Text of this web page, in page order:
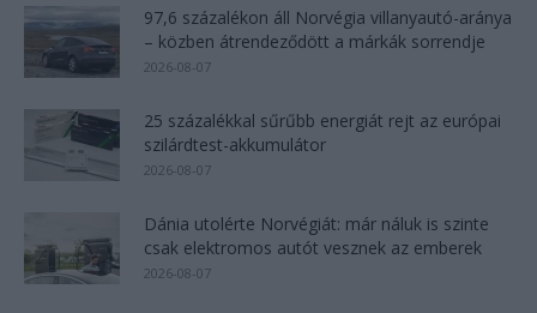
97,6 százalékon áll Norvégia villanyautó-aránya
– közben átrendeződött a márkák sorrendje
2026-08-07
25 százalékkal sűrűbb energiát rejt az európai
szilárdtest-akkumulátor
2026-08-07
Dánia utolérte Norvégiát: már náluk is szinte
csak elektromos autót vesznek az emberek
2026-08-07